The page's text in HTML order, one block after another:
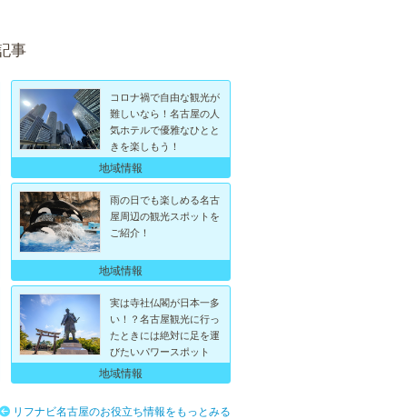
事
コロナ禍で自由な観光が
難しいなら！名古屋の人
気ホテルで優雅なひとと
きを楽しもう！
地域情報
雨の日でも楽しめる名古
屋周辺の観光スポットを
ご紹介！
地域情報
実は寺社仏閣が日本一多
い！？名古屋観光に行っ
たときには絶対に足を運
びたいパワースポット
地域情報
リフナビ名古屋のお役立ち情報をもっとみる